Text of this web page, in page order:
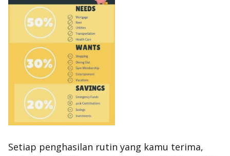
Setiap penghasilan rutin yang kamu terima,